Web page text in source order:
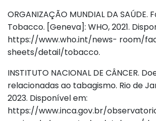
ORGANIZAÇÃO MUNDIAL DA SAÚDE.
Tobacco. [Geneva]: WHO, 2021.
https://www.who.int/news- room/
sheets/detail/tobacco.
INSTITUTO NACIONAL DE CÂNCER.
relacionadas ao tabagismo. Rio de
2023. Disponível em:
https://www.inca.gov.br/